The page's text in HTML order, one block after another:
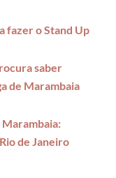
fazer o Stand Up
saber
de Marambaia
Marambaia:
de Janeiro